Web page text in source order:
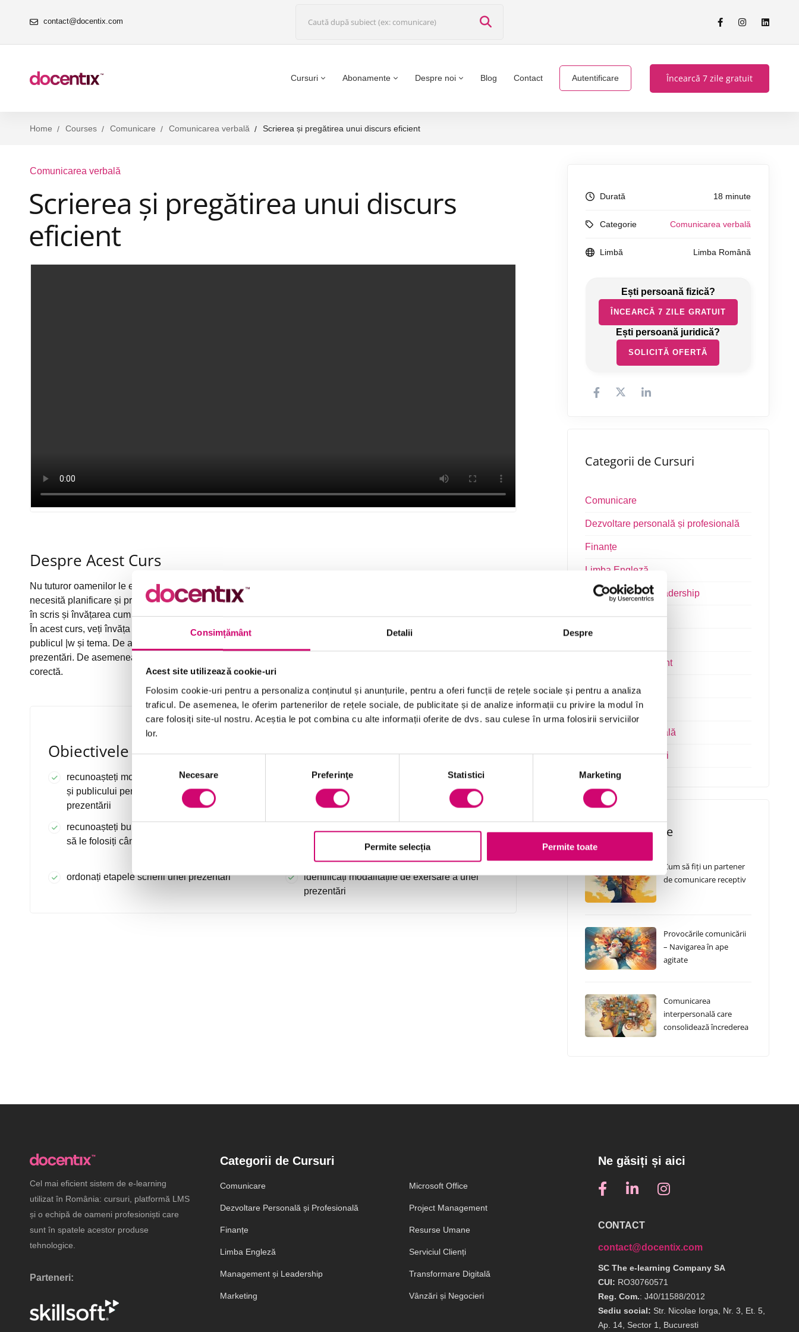
Consimțământ Detalii Despre
Acest site utilizează cookie-uri
Folosim cookie-uri pentru a personaliza conținutul și anunțurile, pentru a oferi funcții de rețele sociale și pentru a analiza
traficul. De asemenea, le oferim partenerilor de rețele sociale, de publicitate și de analize informații cu privire la modul în
care folosiți site-ul nostru. Aceștia le pot combina cu alte informații oferite de dvs. sau culese în urma folosirii serviciilor
lor.
consimțământului
Necesare Preferinţe Statistici Marketing
Permite selecția Permite toate
contact@docentix.com
Cursuri Abonamente Despre noi Blog Contact Autentificare Încearcă 7 zile gratuit
Home Courses Comunicare Comunicarea verbală Scrierea și pregătirea unui discurs eficient
Comunicarea verbală
Scrierea și pregătirea unui discurs
eficient
Despre Acest Curs
Nu tuturor oamenilor le este ușor să vorbească în public. Comunicarea orală publică este o abilitate care
necesită planificare și pregătire semnificative. Aceasta presupune dezvoltarea unor abilități de comunicare
în scris și învățarea cum să vă prezentați ideile scrise în public.
În acest curs, veți învăța cum să scrieți o prezentare stabilind scopul prezentării și luând în considerare
publicul |w și tema. De asemenea, veți învăța bune practici pentru planificarea și documentarea unei
prezentări. De asemenea, veți învăța cum să verificați discursul scris și să vă asigurați că gramatica este
corectă.
Obiectivele Cursului
recunoașteți modalități de folosire a scopului
și publicului pentru a selecta un subiect al
prezentării
identificați maniera de a folosi tema și
incorporarea pentru a selecta un anumit
subiect
recunoașteți bunele practici pe care ar trebui
să le folosiți când susțineți o prezentare
folosiți când vă pregătiți să susțineți o
ordonați etapele scrierii unei prezentări
identificați modalitățile de exersare a unei
prezentări
Durată 18 minute
Categorie Comunicarea verbală
Limbă Limba Română
ÎNCEARCĂ 7 ZILE GRATUIT
SOLICITĂ OFERTĂ
Categorii de Cursuri
Comunicare
Dezvoltare personală și profesională
Finanțe
Limba Engleză
Management și Leadership
Marketing
Microsoft Office
Project Management
Resurse Umane
Serviciul clienți
Transformare Digitală
Vânzări și negocieri
Cursuri Similare
Cum să fiți un partener
de comunicare receptiv
Provocările comunicării
– Navigarea în ape
agitate
Comunicarea
interpersonală care
consolidează încrederea
Cel mai eficient sistem de e-learning
utilizat în România: cursuri, platformă LMS
și o echipă de oameni profesioniști care
sunt în spatele acestor produse
tehnologice.
Parteneri:
Categorii de Cursuri
Comunicare
Dezvoltare Personală și Profesională
Finanțe
Limba Engleză
Management și Leadership
Marketing
Microsoft Office
Project Management
Resurse Umane
Serviciul Clienți
Transformare Digitală
Vânzări și Negocieri
Ne găsiți și aici
CONTACT
contact@docentix.com
SC The e-learning Company SA
CUI: RO30760571
Reg. Com.: J40/11588/2012
Sediu social: Str. Nicolae Iorga, Nr. 3, Et. 5,
Ap. 14, Sector 1, Bucuresti